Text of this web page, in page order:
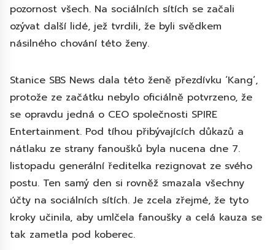
pozornost všech. Na sociálních sítích se začali
ozývat další lidé, jež tvrdili, že byli svědkem
násilného chování této ženy.
Stanice SBS News dala této ženě přezdívku ‘Kang’,
protože ze začátku nebylo oficiálně potvrzeno, že
se opravdu jedná o CEO společnosti SPIRE
Entertainment. Pod tíhou přibývajících důkazů a
nátlaku ze strany fanoušků byla nucena dne 7.
listopadu generální ředitelka rezignovat ze svého
postu. Ten samý den si rovněž smazala všechny
účty na sociálních sítích. Je zcela zřejmé, že tyto
kroky učinila, aby umlčela fanoušky a celá kauza se
tak zametla pod koberec.